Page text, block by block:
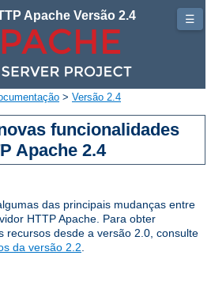
Apache Versão 2.4
> Versão 2.4
funcionalidades
Apache 2.4
das principais mudanças entre
HTTP Apache. Para obter
recursos desde a versão 2.0, consulte
da versão 2.2
☰